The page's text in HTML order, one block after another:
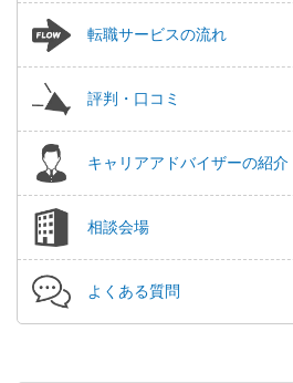
転職サービスの流れ
評判・口コミ
キャリアアドバイザーの紹介
相談会場
よくある質問